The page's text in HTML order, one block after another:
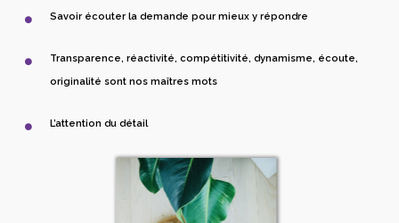
Savoir écouter la demande pour mieux y répondre
Transparence, réactivité, compétitivité, dynamisme, écoute,
originalité sont nos maîtres mots
L’attention du détail